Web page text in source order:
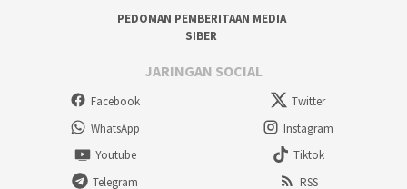
PEDOMAN PEMBERITAAN MEDIA
SIBER
JARINGAN SOCIAL
Facebook
Twitter
WhatsApp
Instagram
Youtube
Tiktok
Telegram
RSS